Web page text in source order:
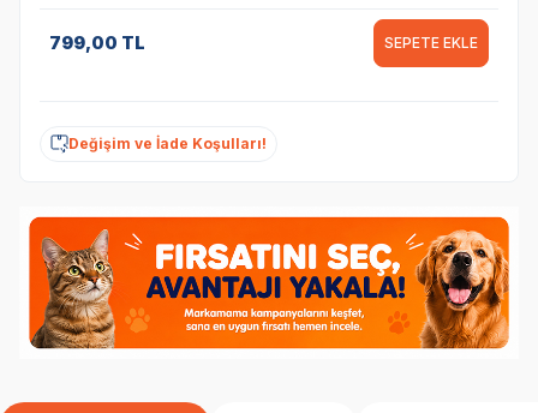
799,00 TL SEPETE EKLE
Değişim ve İade Koşulları!